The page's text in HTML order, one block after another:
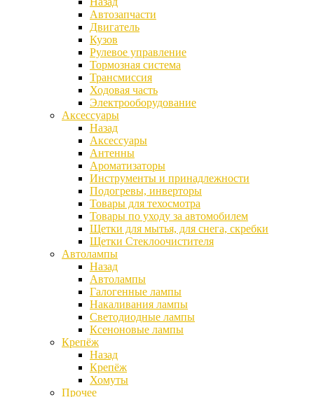
Автозапчасти
Двигатель
Кузов
Рулевое управление
Тормозная система
Трансмиссия
Ходовая часть
Электрооборудование
Аксессуары
Назад
Аксессуары
Антенны
Ароматизаторы
Инструменты и принадлежности
Подогревы, инверторы
Товары для техосмотра
Товары по уходу за автомобилем
Щетки для мытья, для снега, скребки
Щетки Стеклоочистителя
Автолампы
Назад
Автолампы
Галогенные лампы
Накаливания лампы
Светодиодные лампы
Ксеноновые лампы
Крепёж
Назад
Крепёж
Хомуты
Прочее